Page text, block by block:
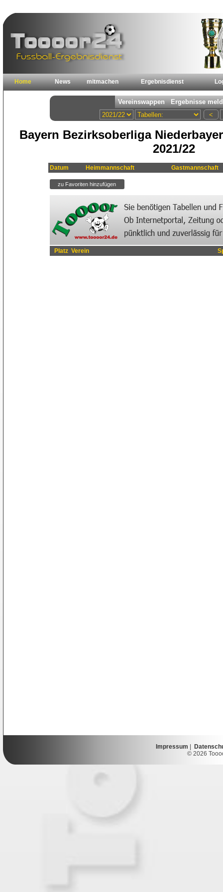
Home News mitmachen Ergebnisdienst
Bayern Bezirksoberliga
2021/22
Datum Heimmannschaft Gastmannschaft
Platz Verein
Impressum
© 2026